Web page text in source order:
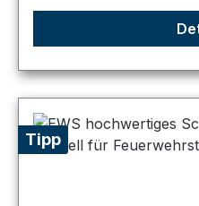
Tipp